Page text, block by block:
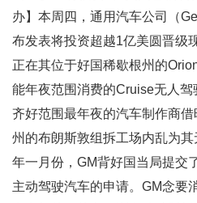
办】本周四，通用汽车公司（
布发表将投资超越1亿美圆晋级
正在其位于好国稀歇根州的
能年夜范围消费的Cruise无人
齐好范围最年夜的汽车制作商
州的布朗斯敦组拆工场内乱为
年一月份，GM背好国当局提交
主动驾驶汽车的申请。GM念要